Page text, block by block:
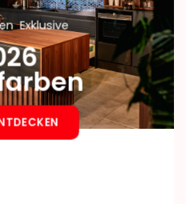
Exklusive